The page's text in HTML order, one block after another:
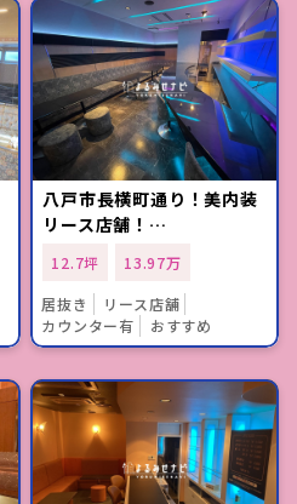
八戸市長横町通り！美内装
リース店舗！…
12.7坪
13.97万
居抜き
リース店舗
カウンター有
おすすめ